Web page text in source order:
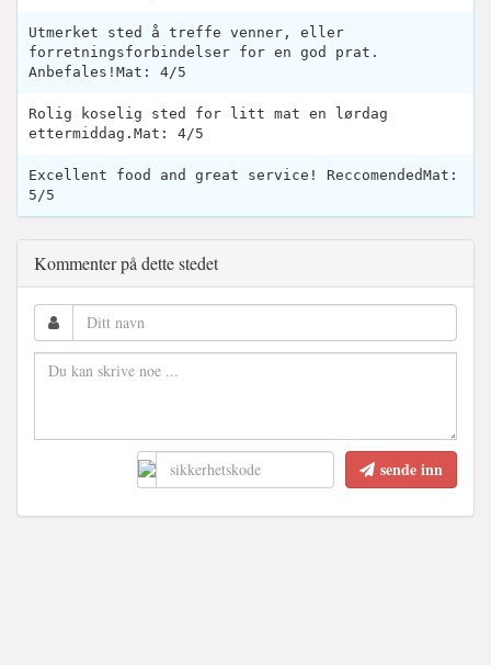
Utmerket sted å treffe venner, eller
forretningsforbindelser for en god prat.
Anbefales!Mat: 4/5
Rolig koselig sted for litt mat en lørdag
ettermiddag.Mat: 4/5
Excellent food and great service! ReccomendedMat:
5/5
Kommenter på dette stedet
sende inn